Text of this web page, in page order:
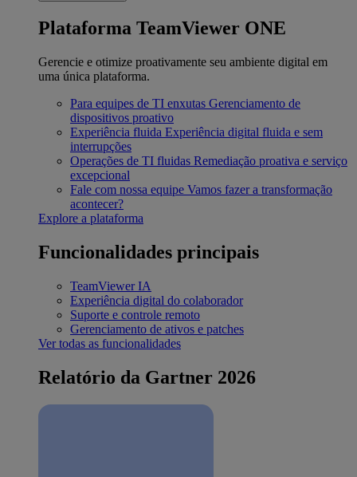
Plataforma TeamViewer ONE
Gerencie e otimize proativamente seu ambiente digital em
uma única plataforma.
Para equipes de TI enxutas Gerenciamento de
dispositivos proativo
Experiência fluida Experiência digital fluida e sem
interrupções
Operações de TI fluidas Remediação proativa e serviço
excepcional
Fale com nossa equipe Vamos fazer a transformação
acontecer?
Explore a plataforma
Funcionalidades principais
TeamViewer IA
Experiência digital do colaborador
Suporte e controle remoto
Gerenciamento de ativos e patches
Ver todas as funcionalidades
Relatório da Gartner 2026